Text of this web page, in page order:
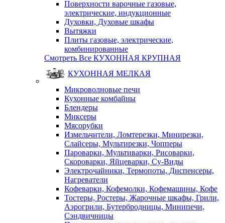
Поверхности варочные газовые,
электрические, индукционные
Духовки, Духовые шкафы
Вытяжки
Плиты газовые, электрические,
комбинированные
Смотреть Все КУХОННАЯ КРУПНАЯ
КУХОННАЯ МЕЛКАЯ
Микроволновые печи
Кухонные комбайны
Блендеры
Миксеры
Мясорубки
Измельчители, Ломтерезки, Минирезки,
Слайсеры, Мультирезки, Чопперы
Пароварки, Мультиварки, Рисоварки,
Скороварки, Яйцеварки, Су-Виды
Электрочайники, Термопоты, Диспенсеры,
Нагреватели
Кофеварки, Кофемолки, Кофемашины, Кофе
Тостеры, Ростеры, Жарочные шкафы, Грили,
Аэрогрили, Бутербродницы, Минипечи,
Сэндвичницы